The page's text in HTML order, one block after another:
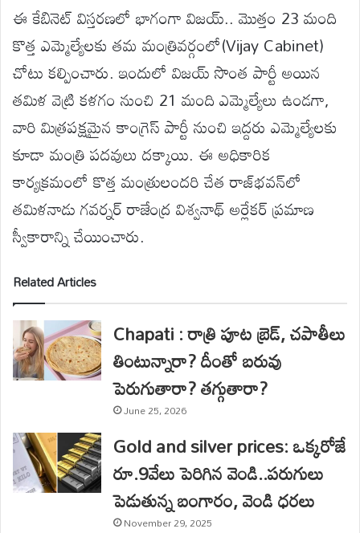
ఈ కేబినెట్ విస్తరణలో భాగంగా విజయ్.. మొత్తం 23 మంది
కొత్త ఎమ్మెల్యేలకు తమ మంత్రివర్గంలో(Vijay Cabinet)
చోటు కల్పించారు. ఇందులో విజయ్ సొంత పార్టీ అయిన
తమిళ వెట్రి కళగం నుంచి 21 మంది ఎమ్మెల్యేలు ఉండగా,
వారి మిత్రపక్షమైన కాంగ్రెస్ పార్టీ నుంచి ఇద్దరు ఎమ్మెల్యేలకు
కూడా మంత్రి పదవులు దక్కాయి. ఈ అధికారిక
కార్యక్రమంలో కొత్త మంత్రులందరి చేత రాజ్‌భవన్‌లో
తమిళనాడు గవర్నర్ రాజేంద్ర విశ్వనాథ్ అర్లేకర్ ప్రమాణ
స్వీకారాన్ని చేయించారు.
Related Articles
Chapati : రాత్రి పూట బ్రెడ్, చపాతీలు
తింటున్నారా? దీంతో బరువు
పెరుగుతారా? తగ్గుతారా?
June 25, 2026
Gold and silver prices: ఒక్కరోజే
రూ.9వేలు పెరిగిన వెండి..పరుగులు
పెడుతున్న బంగారం, వెండి ధరలు
November 29, 2025